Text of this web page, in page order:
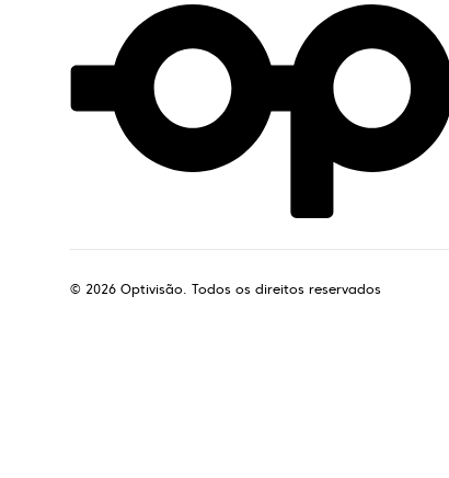
© 2026 Optivisão. Todos os direitos reservados